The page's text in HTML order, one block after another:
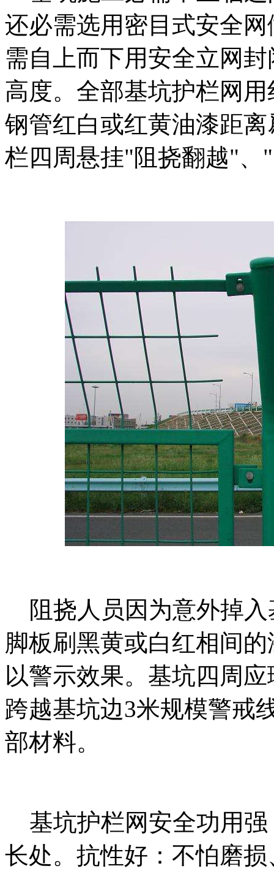
还必需选用密目式安全
需自上而下用安全立网
高度。全部基坑护栏网
钢管红白或红黄油漆距
栏四周悬挂"阻挠翻越"、
阻挠人员因为意外掉入
脚板刷黑黄或白红相间
以警示效果。基坑四周
跨越基坑边3米规模警戒
部材料。
基坑护栏网安全功用强
长处。抗性好：不怕磨